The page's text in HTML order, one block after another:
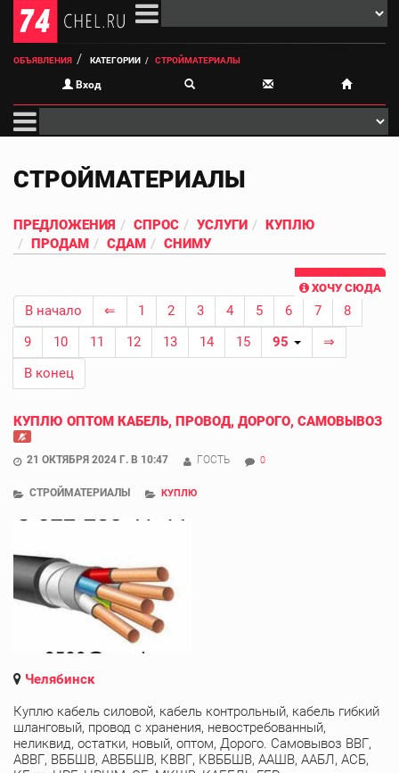
ОБЪЯВЛЕНИЯ КАТЕГОРИИ СТРОЙМАТЕРИАЛЫ
Вход
СТРОЙМАТЕРИАЛЫ
ПРЕДЛОЖЕНИЯ СПРОС УСЛУГИ
КУПЛЮ
ПРОДАМ
СДАМ СНИМУ
ХОЧУ СЮДА
В начало ⇐ 1 2 3 4 5 6 7
8
9
10 11 12 13 14 15 95
⇒
В конец
КУПЛЮ ОПТОМ КАБЕЛЬ, ПРОВОД, ДОРОГО, САМОВЫВОЗ
21 ОКТЯБРЯ 2024 Г. В 10:47 ГОСТЬ 0
СТРОЙМАТЕРИАЛЫ КУПЛЮ
Челябинск
Куплю кабель силовой, кабель контрольный, кабель гибкий
шланговый, провод с хранения, невостребованный,
неликвид, остатки, новый, оптом, Дорого. Самовывоз ВВГ,
АВВГ, ВББШВ, АВББШВ, КВВГ, КВББШВ, ААШВ, ААБЛ, АСБ,